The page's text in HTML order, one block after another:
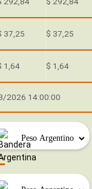
37,25 $ 37,25
1,64 $ 1,64
2026 14:00:00